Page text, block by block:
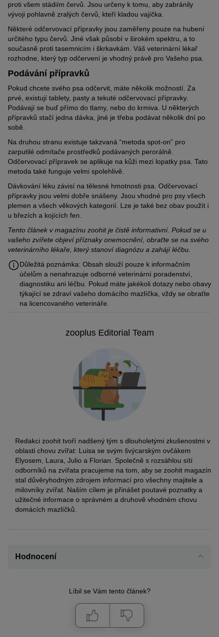
proti všem stádiím červů. Jsou určeny k tomu, aby zabránily
vývoji pohlavně zralých červů, kteří kladou vajíčka.
Některé odčervovací přípravky jsou zaměřeny pouze na hubení
určitého typu červů. Jiné však působí v širokém spektru, a to
současně proti tasemnicím i škrkavkám. Váš veterinární lékař
rozhodne, který typ odčervení je vhodný právě pro Vašeho psa.
Podávání přípravků
Pokud chcete svého psa odčervit, máte několik možností. Za
prvé, existují tablety, pasty a tekuté odčervovací přípravky.
Podávají se buď přímo do tlamy, nebo do krmiva. U některých
přípravků stačí jedna dávka, jiné je třeba podávat několik dní po
sobě.
Na druhou stranu existuje takzvaná “metoda spot-on” pro
zarputilé odmítače prostředků podávaných perorálně.
Odčervovací přípravek se aplikuje na kůži mezi lopatky psa. Tato
metoda také funguje velmi spolehlivě.
Dávkování léku závisí na tělesné hmotnosti psa. Odčervovací
přípravky jsou velmi dobře snášeny. Jsou vhodné pro psy všech
plemen a všech věkových kategorií. Lze je také bez obav použít i
u březích a kojících fen.
Tento článek v magazínu zoohit je čistě informativní. Pokud se u
vašeho zvířete objeví příznaky onemocnění, obraťte se na svého
veterinárního lékaře, který stanoví diagnózu a zahájí léčbu.
Důležitá poznámka: Obsah slouží pouze k informačním
účelům a nenahrazuje odborné veterinární poradenství,
diagnostiku ani léčbu. Pokud máte jakékoli dotazy nebo obavy
týkající se zdraví vašeho domácího mazlíčka, vždy se obraťte
na licencovaného veterináře.
zooplus Editorial Team
Redakci zoohit tvoří nadšený tým s dlouholetými zkušenostmi v
oblasti chovu zvířat: Luisa se svým švýcarským ovčákem
Elyosem, Laura, Julio a Florian. Společně s rozsáhlou sítí
odborníků na zvířata pracujeme na tom, aby se zoohit magazín
stal důvěryhodným zdrojem informací pro všechny majitele a
milovníky zvířat. Naším cílem je přinášet poutavé poznatky a
užitečné informace o správném a druhově vhodném chovu
domácích mazlíčků.
Hodnocení
Líbil se Vám tento článek?